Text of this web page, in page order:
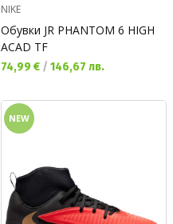
NIKE
Обувки JR PHANTOM 6 HIGH
ACAD TF
Текуща цена:
74,99 € / 146,67 лв.
NEW